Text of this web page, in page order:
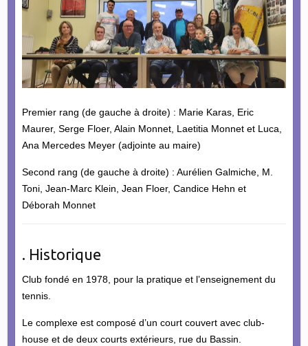
Premier rang (de gauche à droite) : Marie Karas, Eric
Maurer, Serge Floer, Alain Monnet, Laetitia Monnet et Luca,
Ana Mercedes Meyer (adjointe au maire)
Second rang (de gauche à droite) : Aurélien Galmiche, M.
Toni, Jean-Marc Klein, Jean Floer, Candice Hehn et
Déborah Monnet
. Historique
Club fondé en 1978, pour la pratique et l’enseignement du
tennis.
Le complexe est composé d’un court couvert avec club-
house et de deux courts extérieurs, rue du Bassin.